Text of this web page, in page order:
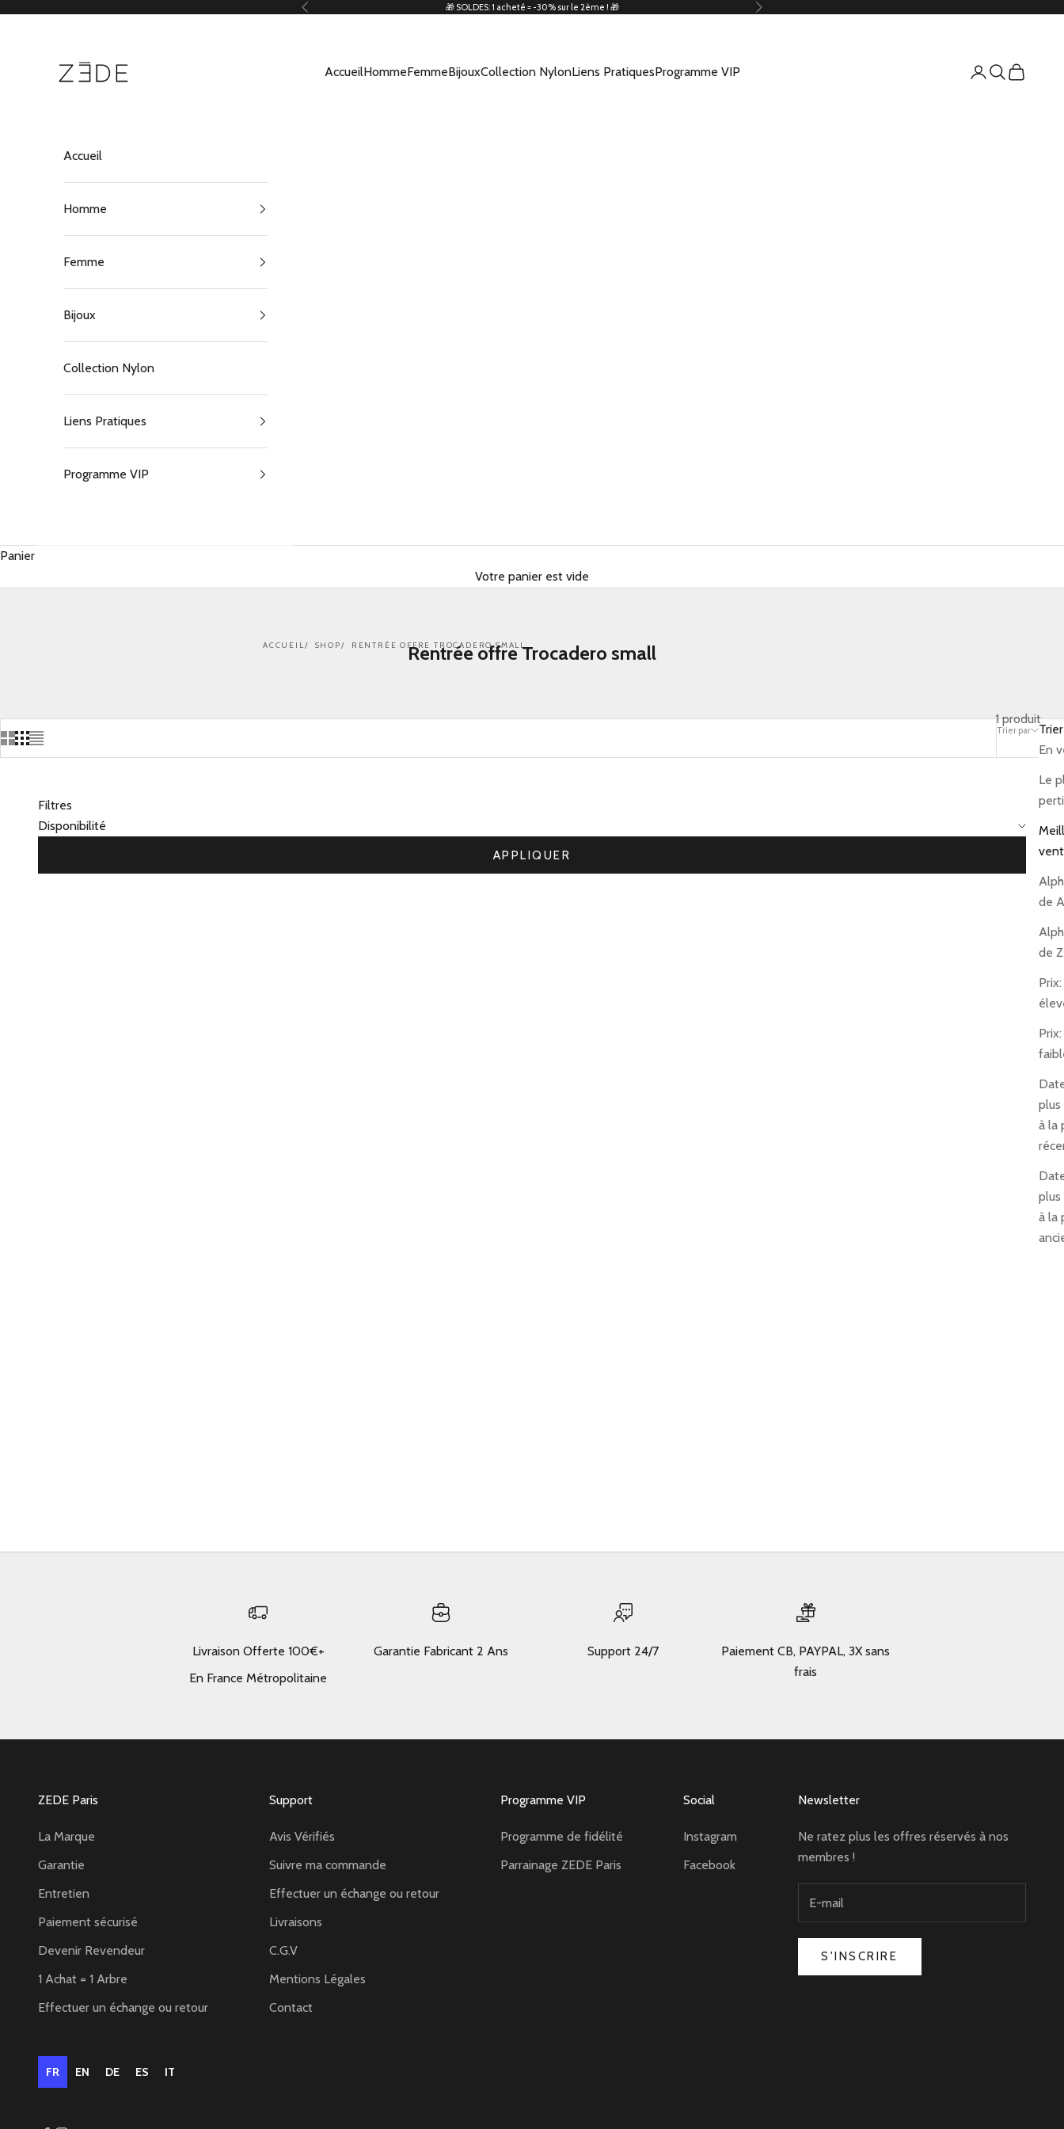
Précédent 🎁 SOLDES: 1 acheté = -30% sur le 2ème ! 🎁 Suivant
AccueilHommeFemmeBijouxCollection NylonLiens PratiquesProgramme VIP Connexion
Recherche
Panier
Accueil
Homme
Femme
Bijoux
Collection Nylon
Liens Pratiques
Programme VIP
Panier
Votre panier est vide
ACCUEIL SHOP RENTRÉE OFFRE TROCADERO SMALL
Rentrée offre Trocadero small
Filtrer
Trier par
En
Le
de
de
plus
à la
à la
1 produit
Filtres
Disponibilité
APPLIQUER
Livraison Offerte 100€+
En France Métropolitaine
Garantie Fabricant 2 Ans Support 24/7
Paiement CB, PAYPAL, 3X sans
frais
ZEDE Paris
La Marque
Garantie
Entretien
Paiement sécurisé
Devenir Revendeur
1 Achat = 1 Arbre
Effectuer un échange ou retour
Support
Avis Vérifiés
Suivre ma commande
Effectuer un échange ou retour
Livraisons
C.G.V
Mentions Légales
Contact
Programme VIP
Programme de fidélité
Parrainage ZEDE Paris
Social
Instagram
Facebook
Newsletter
Ne ratez plus les offres réservés à nos
membres !
S'INSCRIRE
FR EN DE ES IT